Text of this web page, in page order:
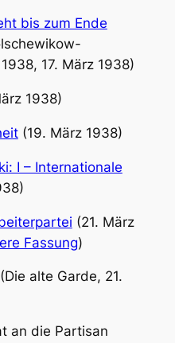
bis zum Ende
17. März 1938)
1938)
(19. März 1938)
I – Internationale
(21. März
Fassung)
(Die alte Garde, 21.
an die Partisan